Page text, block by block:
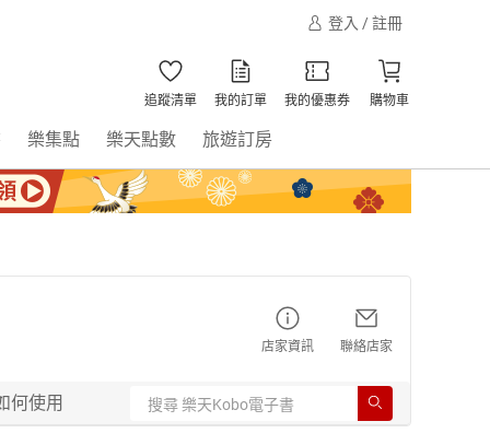
登入 / 註冊
追蹤清單 我的訂單 我的優惠券 購物車
樂集點 樂天點數 旅遊訂房
店家資訊 聯絡店家
何使用